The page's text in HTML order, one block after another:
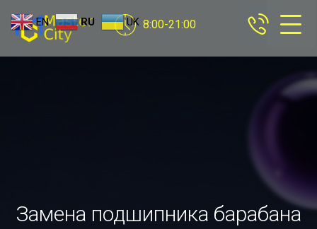
8:00-21:00
Замена подшипника барабана
EN RU UK